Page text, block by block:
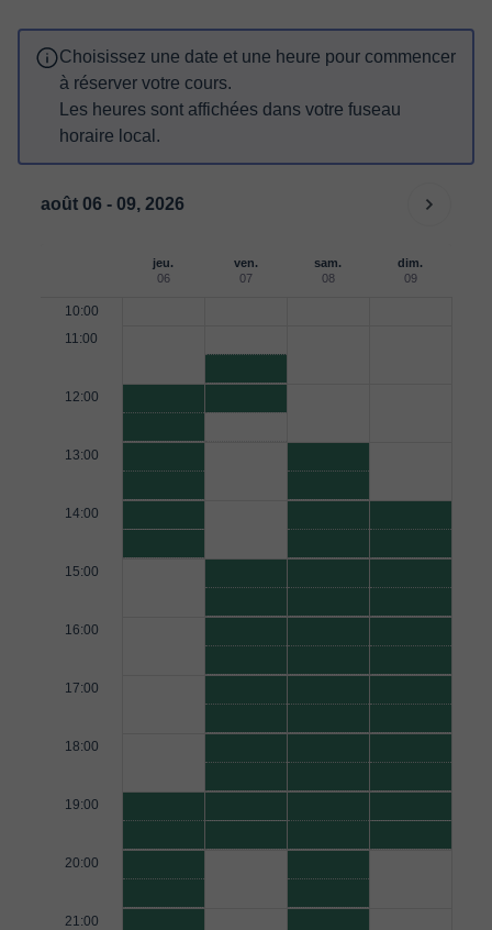
Choisissez une date et une heure pour commencer
à réserver votre cours.
Les heures sont affichées dans votre fuseau
horaire local.
août 06 - 09, 2026
jeu.
06
ven.
07
sam.
08
dim.
09
10:00
11:00
12:00
13:00
14:00
15:00
16:00
17:00
18:00
19:00
20:00
21:00